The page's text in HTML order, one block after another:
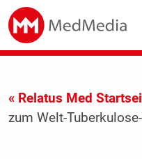
« Relatus Med
zum Welt-